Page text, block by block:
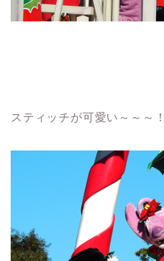
スティッチが可愛い～～～！